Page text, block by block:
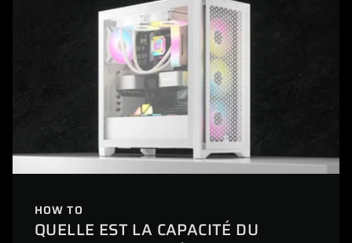
HOW TO
QUELLE EST LA CAPACITÉ DU